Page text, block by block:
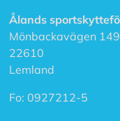
i
s
a
l
a
Ålands
Mönbackavägen 149
22610
Lemland
Fo: 0927212-5